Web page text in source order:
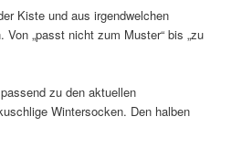
Kiste und aus irgendwelchen
„passt nicht zum Muster“ bis „zu
zu den aktuellen
Wintersocken. Den halben